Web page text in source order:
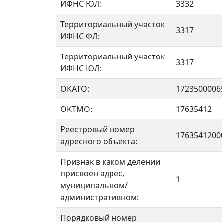
ИФНС ЮЛ:
3332
Территориальный участок
ИФНС ФЛ:
3317
Территориальный участок
ИФНС ЮЛ:
3317
ОКАТО:
OKTMO:
17635412
Реестровый номер
адресного объекта:
Признак в каком делении
присвоен адрес,
муниципальном/
административном:
1
Порядковый номер